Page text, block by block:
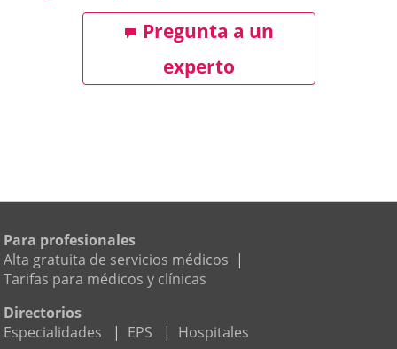
Pregunta a un
experto
Para profesionales
Alta gratuita de servicios médicos |
Tarifas para médicos y clínicas
Directorios
Especialidades
| EPS | Hospitales